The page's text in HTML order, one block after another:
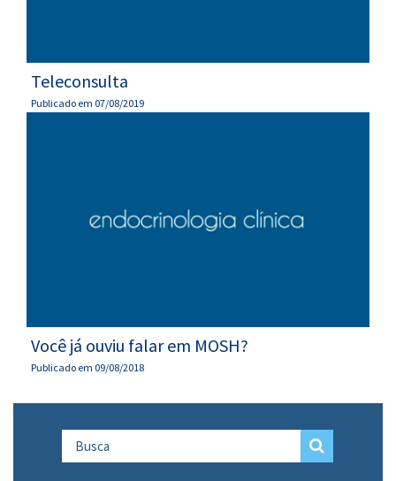
Teleconsulta
Publicado em 07/08/2019
Você já ouviu falar em MOSH?
Publicado em 09/08/2018